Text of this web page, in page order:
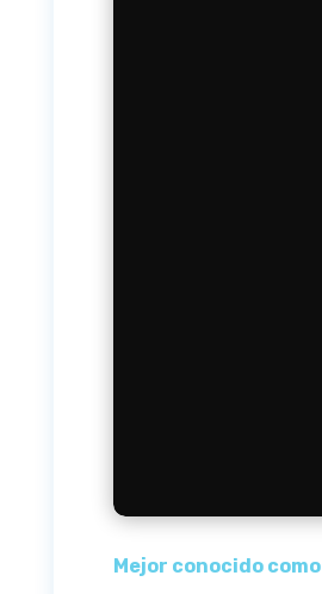
Mejor conocido como